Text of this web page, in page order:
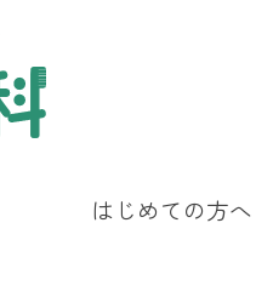
はじめての方へ